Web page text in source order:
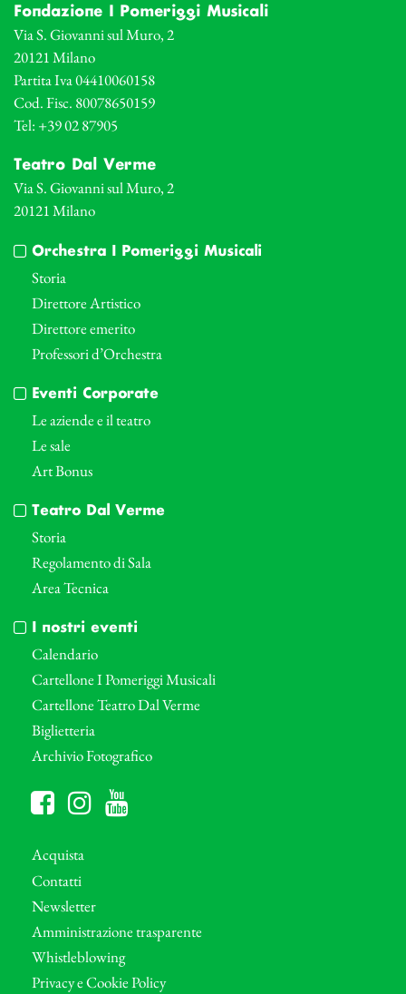
Fondazione I Pomeriggi Musicali
Via S. Giovanni sul Muro, 2
20121 Milano
Partita Iva 04410060158
Cod. Fisc. 80078650159
Tel: +39 02 87905
Teatro Dal Verme
Via S. Giovanni sul Muro, 2
20121 Milano
Orchestra I Pomeriggi Musicali
Storia
Direttore Artistico
Direttore emerito
Professori d’Orchestra
Eventi Corporate
Le aziende e il teatro
Le sale
Art Bonus
Teatro Dal Verme
Storia
Regolamento di Sala
Area Tecnica
I nostri eventi
Calendario
Cartellone I Pomeriggi Musicali
Cartellone Teatro Dal Verme
Biglietteria
Archivio Fotografico
Acquista
Contatti
Newsletter
Amministrazione trasparente
Whistleblowing
Privacy e Cookie Policy